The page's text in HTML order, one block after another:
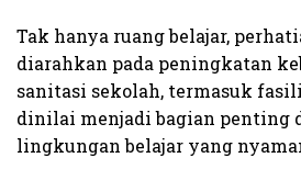
Tak hanya ruang belajar,
diarahkan pada peningkatan
sanitasi sekolah, termasuk
dinilai menjadi bagian penting
lingkungan belajar yang